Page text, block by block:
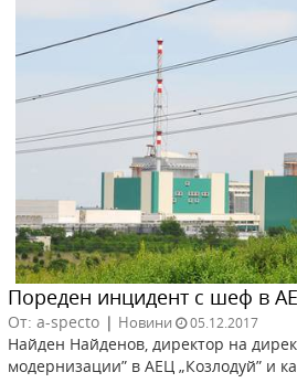
Пореден инцидент с шеф в
От: a-specto | Новини 05.12.2017
Найден Найденов, директор на
модернизации” в АЕЦ „Козлодуй” и